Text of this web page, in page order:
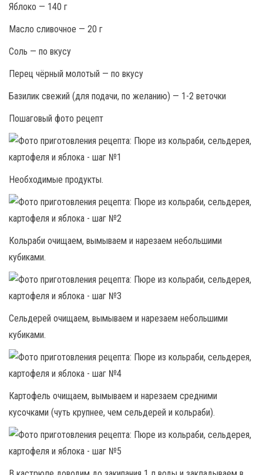
Яблоко — 140 г
Масло сливочное — 20 г
Соль — по вкусу
Перец чёрный молотый — по вкусу
Базилик свежий (для подачи, по желанию) — 1-2 веточки
Пошаговый фото рецепт
Необходимые продукты.
Кольраби очищаем, вымываем и нарезаем небольшими
кубиками.
Сельдерей очищаем, вымываем и нарезаем небольшими
кубиками.
Картофель очищаем, вымываем и нарезаем средними
кусочками (чуть крупнее, чем сельдерей и кольраби).